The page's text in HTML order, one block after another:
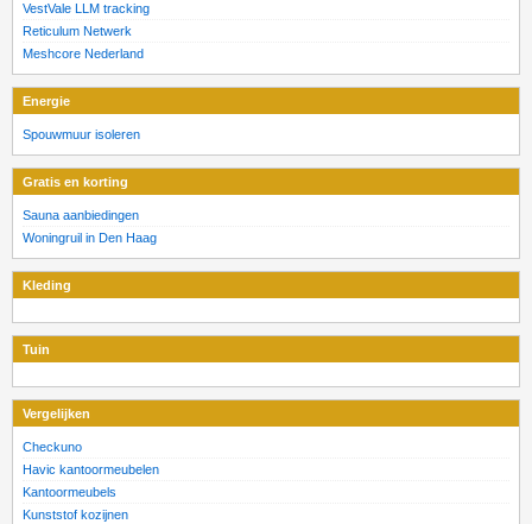
VestVale LLM tracking
Reticulum Netwerk
Meshcore Nederland
Energie
Spouwmuur isoleren
Gratis en korting
Sauna aanbiedingen
Woningruil in Den Haag
Kleding
Tuin
Vergelijken
Checkuno
Havic kantoormeubelen
Kantoormeubels
Kunststof kozijnen